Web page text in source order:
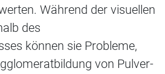
Während der visuellen
des
können sie Probleme,
von Pulver-